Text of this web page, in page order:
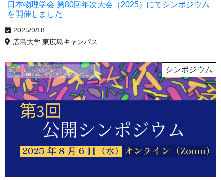
日本物理学会 第80回年次大会（2025）にてシンポジウム
を開催しました
2025/9/18
広島大学 東広島キャンパス
シンポジウム